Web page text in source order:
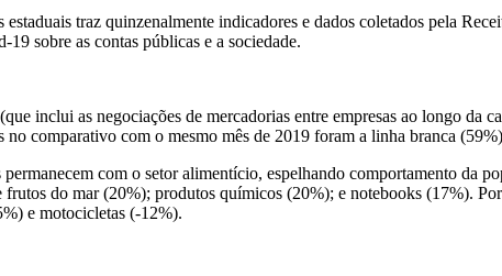
estaduais traz quinzenalmente indicadores e dados coletados pela
sobre as contas públicas e a sociedade.
inclui as negociações de mercadorias entre empresas ao longo da
no comparativo com o mesmo mês de 2019 foram a linha branca
com o setor alimentício, espelhando comportamento da
frutos do mar (20%); produtos químicos (20%); e notebooks (17%).
e motocicletas (-12%).